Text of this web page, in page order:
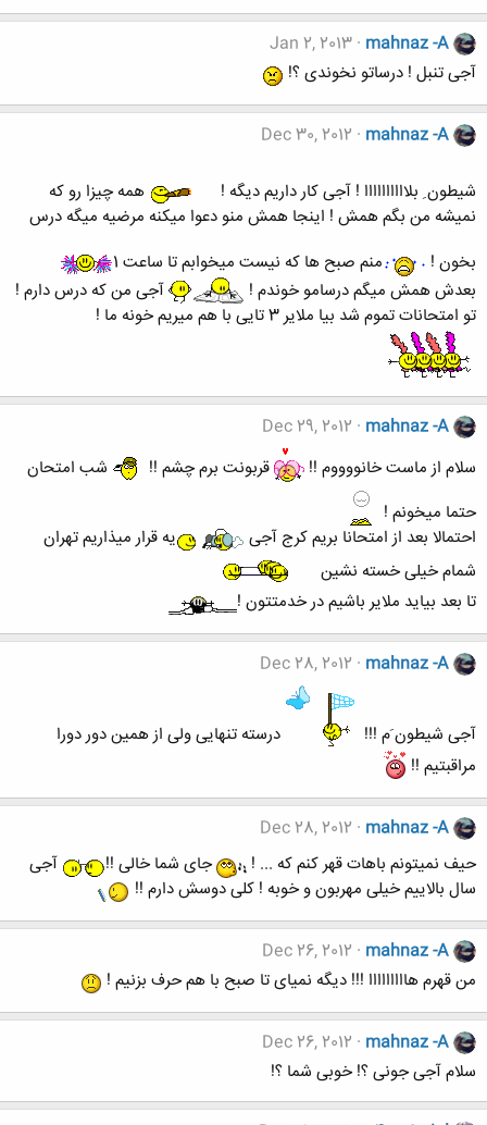
mahnaz -A
Jan 2, 2013
آجی تنبل ! درساتو نخوندی ؟!
mahnaz -A
Dec 30, 2012
شیطون ِ بلاااااااااا ! آجی کار داریم دیگه !
همه چیزا رو که
نمیشه من بگم همش ! اینجا همش منو دعوا میکنه مرضیه میگه درس
بخون !
منم صبح ها که نیست میخوابم تا ساعت 1
بعدش همش میگم درسامو خوندم !
آجی من که درس دارم !
تو امتحانات تموم شد بیا ملایر 3 تایی با هم میریم خونه ما !
mahnaz -A
Dec 29, 2012
سلام از ماست خانووووم !!
قربونت برم چشم !!
شب امتحان
حتما میخونم !
احتمالا بعد از امتحانا بریم کرج آجی
یه قرار میذاریم تهران
شمام خیلی خسته نشین
تا بعد بیاید ملایر باشیم در خدمتتون !
mahnaz -A
Dec 28, 2012
آجی شیطون َم !!!
درسته تنهایی ولی از همین دور دورا
مراقبتیم !!
mahnaz -A
Dec 28, 2012
حیف نمیتونم باهات قهر کنم که ... !
جای شما خالی !!
آجی
سال بالاییم خیلی مهربون و خوبه ! کلی دوسش دارم !!
mahnaz -A
Dec 26, 2012
من قهرم هااااااااا !!! دیگه نمیای تا صبح با هم حرف بزنیم !
mahnaz -A
Dec 26, 2012
سلام آجی جونی ؟! خوبی شما ؟!